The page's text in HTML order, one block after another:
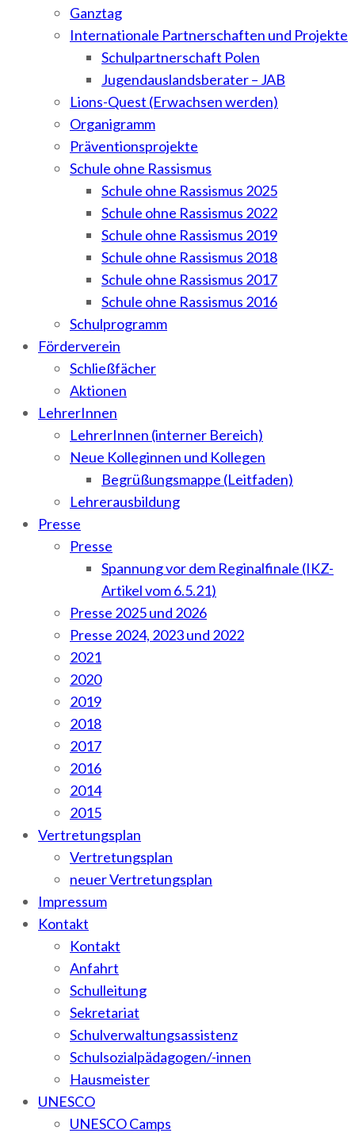
Ganztag
Internationale Partnerschaften und Projekte
Schulpartnerschaft Polen
Jugendauslandsberater – JAB
Lions-Quest (Erwachsen werden)
Organigramm
Präventionsprojekte
Schule ohne Rassismus
Schule ohne Rassismus 2025
Schule ohne Rassismus 2022
Schule ohne Rassismus 2019
Schule ohne Rassismus 2018
Schule ohne Rassismus 2017
Schule ohne Rassismus 2016
Schulprogramm
Förderverein
Schließfächer
Aktionen
LehrerInnen
LehrerInnen (interner Bereich)
Neue Kolleginnen und Kollegen
Begrüßungsmappe (Leitfaden)
Lehrerausbildung
Presse
Presse
Spannung vor dem Reginalfinale (IKZ-
Artikel vom 6.5.21)
Presse 2025 und 2026
Presse 2024, 2023 und 2022
2021
2020
2019
2018
2017
2016
2014
2015
Vertretungsplan
Vertretungsplan
neuer Vertretungsplan
Impressum
Kontakt
Kontakt
Anfahrt
Schulleitung
Sekretariat
Schulverwaltungsassistenz
Schulsozialpädagogen/-innen
Hausmeister
UNESCO
UNESCO Camps